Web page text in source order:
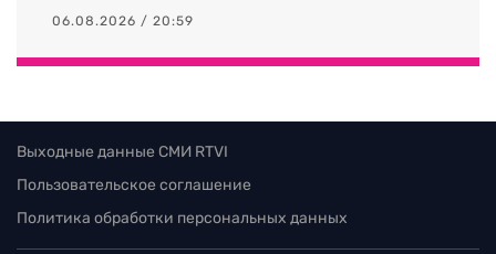
06.08.2026 / 20:59
Выходные данные СМИ RTVI
Пользовательское соглашение
Политика обработки персональных данных